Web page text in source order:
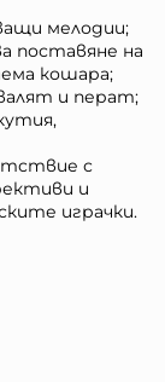
мелодии;
поставяне на
кошара;
и перат;
с
и
играчки.